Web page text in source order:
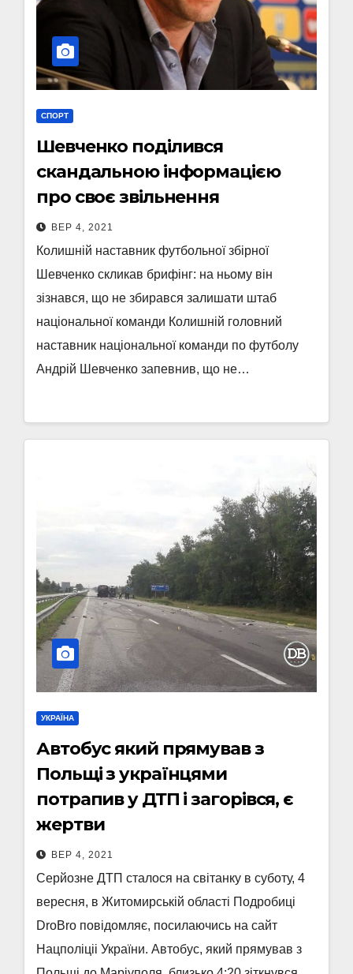
СПОРТ
Шевченко поділився
скандальною інформацією
про своє звільнення
ВЕР 4, 2021
Колишній наставник футбольної збірної
Шевченко скликав брифінг: на ньому він
зізнався, що не збирався залишати штаб
національної команди Колишній головний
наставник національної команди по футболу
Андрій Шевченко запевнив, що не…
УКРАЇНА
Автобус який прямував з
Польщі з українцями
потрапив у ДТП і загорівся, є
жертви
ВЕР 4, 2021
Серйозне ДТП сталося на світанку в суботу, 4
вересня, в Житомирській області Подробиці
DroBro повідомляє, посилаючись на сайт
Нацполіціі України. Автобус, який прямував з